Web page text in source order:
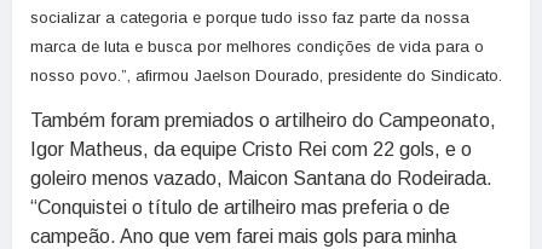
socializar a categoria e porque tudo isso faz parte da nossa
marca de luta e busca por melhores condições de vida para o
nosso povo.”, afirmou Jaelson Dourado, presidente do Sindicato.
Também foram premiados o artilheiro do Campeonato,
Igor Matheus, da equipe Cristo Rei com 22 gols, e o
goleiro menos vazado, Maicon Santana do Rodeirada.
“Conquistei o título de artilheiro mas preferia o de
campeão. Ano que vem farei mais gols para minha